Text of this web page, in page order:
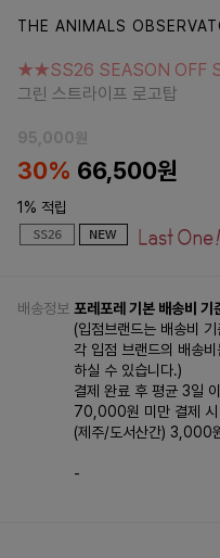
THE ANIMALS
그린 스트라이프 로고탑
★★SS26 SEASON OFF
그린 스트라이프 로고탑
95,000원
30% 66,500원
1% 적립
배송정보 포레포레 기본 배송비 기
(입점브랜드는 배송비
각 입점 브랜드의 배송
하실 수 있습니다.)
결제 완료 후 평균 3일
70,000원 미만 결제
(제주/도서산간) 3,000
-